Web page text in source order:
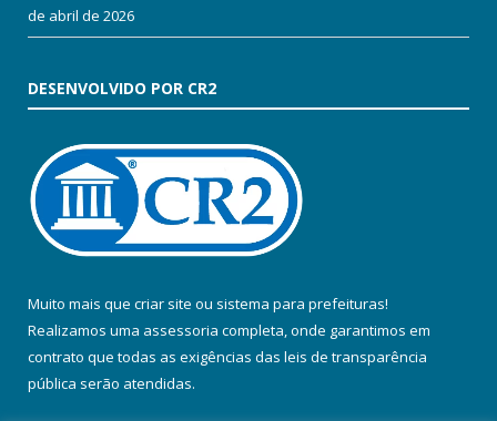
de abril de 2026
DESENVOLVIDO POR CR2
Muito mais que criar site ou sistema para prefeituras!
Realizamos uma assessoria completa, onde garantimos em
contrato que todas as exigências das leis de transparência
pública serão atendidas.